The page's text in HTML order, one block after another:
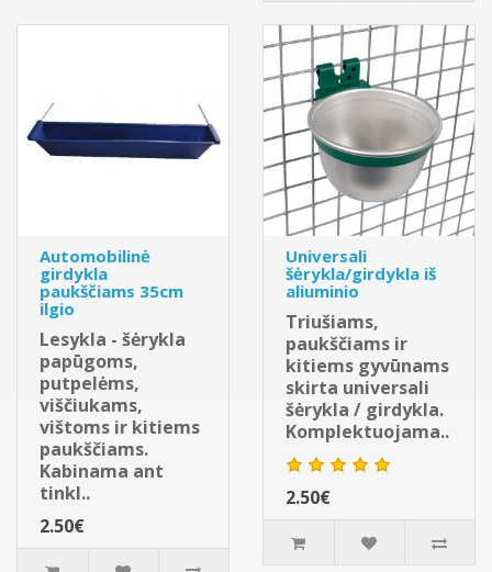
Automobilinė
girdykla
paukščiams 35cm
ilgio
Lesykla - šėrykla
papūgoms,
putpelėms,
viščiukams,
vištoms ir kitiems
paukščiams.
Kabinama ant
tinkl..
2.50€
Universali
šėrykla/girdykla iš
aliuminio
Triušiams,
paukščiams ir
kitiems gyvūnams
skirta universali
šėrykla / girdykla.
Komplektuojama..
2.50€